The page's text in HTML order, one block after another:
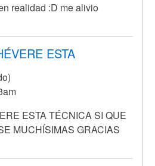
realidad :D me alivio
ESTA
ESTA TÉCNICA SI QUE
MUCHÍSIMAS GRACIAS